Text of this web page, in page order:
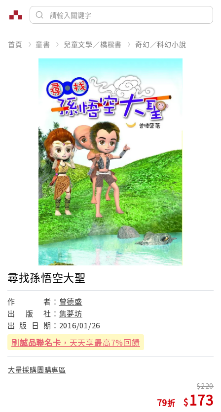
首頁 童書 兒童文學／橋樑書 奇幻／科幻小說
尋找孫悟空大聖
作 者： 曾德盛
出
版 社： 集夢坊
出 版 日 期： 2016/01/26
刷誠品聯名卡 ，天天享最高7%回饋
大量採購團購專區
79
220
173